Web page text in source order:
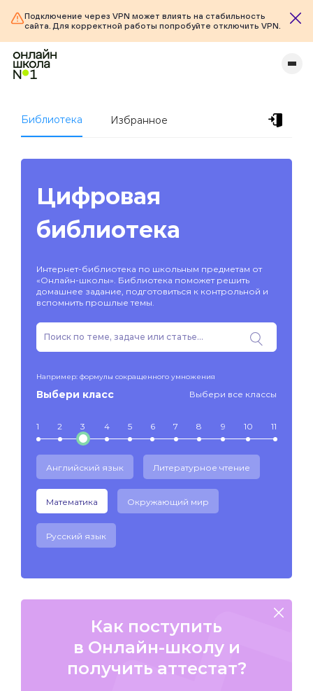
Подключение через VPN может влиять на стабильность
сайта. Для корректной работы попробуйте отключить VPN.
Библиотека Избранное
Цифровая
библиотека
Интернет-библиотека по школьным предметам от
«Онлайн-школы». Библиотека поможет решить
домашнее задание, подготовиться к контрольной и
вспомнить прошлые темы.
Например: формулы сокращенного умножения
Выбери класс Выбери все классы
1 2 3 4 5 6 7 8 9 10 11
Английский язык Литературное чтение
Математика Окружающий мир
Русский язык
Как поступить
в Онлайн-школу и
получить аттестат?